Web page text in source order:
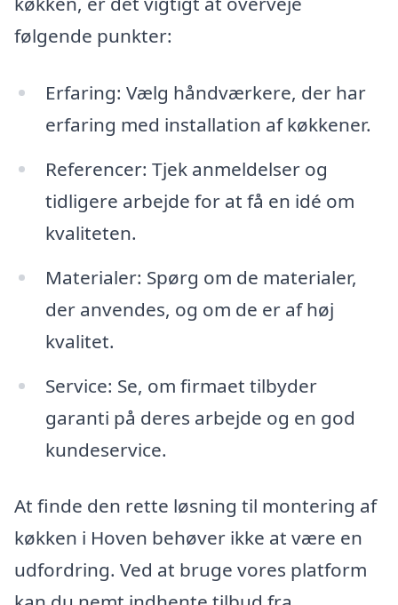
følgende punkter:
Erfaring: Vælg håndværkere, der har
erfaring med installation af køkkener.
Referencer: Tjek anmeldelser og
tidligere arbejde for at få en idé om
kvaliteten.
Materialer: Spørg om de materialer,
der anvendes, og om de er af høj
kvalitet.
Service: Se, om firmaet tilbyder
garanti på deres arbejde og en god
kundeservice.
At finde den rette løsning til montering af
køkken i Hoven behøver ikke at være en
udfordring. Ved at bruge vores platform